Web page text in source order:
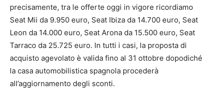
precisamente, tra le offerte oggi in vigore ricordiamo
Seat Mii da 9.950 euro, Seat Ibiza da 14.700 euro, Seat
Leon da 14.000 euro, Seat Arona da 15.500 euro, Seat
Tarraco da 25.725 euro. In tutti i casi, la proposta di
acquisto agevolato è valida fino al 31 ottobre dopodiché
la casa automobilistica spagnola procederà
all’aggiornamento degli sconti.